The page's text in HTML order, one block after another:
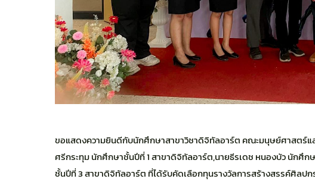
ขอแสดงความยินดีกับนักศึกษาสาขาวิชาดิจิทัลอาร์ต คณะมนุษย์ศาสตร์แ
ศรีกระทุม นักศึกษาชั้นปีที่ 1 สาขาดิจิทัลอาร์ต,นายธีรเดช หนองบัว นักศึ
ชั้นปีที่ 3 สาขาดิจิทัลอาร์ต ที่ได้รับคัดเลือกทุนรางวัลการสร้างสรรค์ศิลป